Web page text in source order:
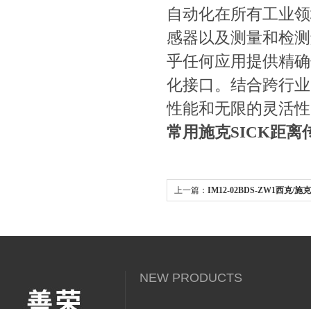
自动化在所有工业领
感器以及测量和检测
乎任何应用提供精确
化接口。结合跨
性能和无限的灵活性
常用施克SICK距离
上一篇： IM12-02BDS-ZW1西克/施
NEW PRODUCTS